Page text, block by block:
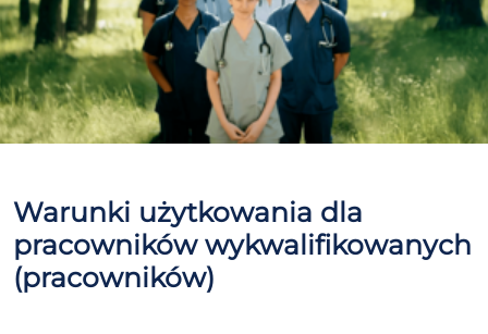
Warunki użytkowania dla
pracowników wykwalifikowanych
(pracowników)